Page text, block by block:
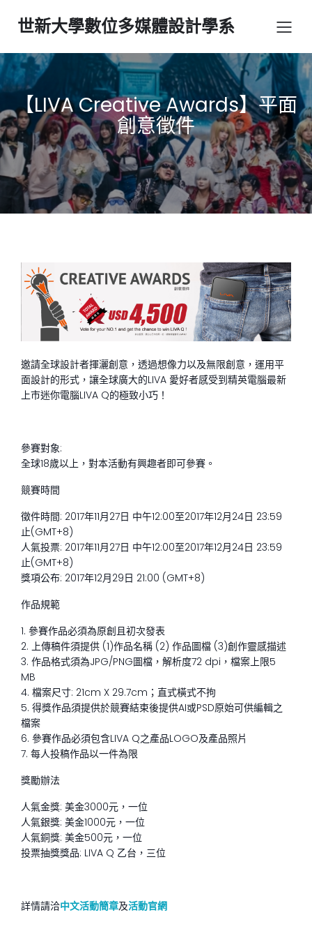
世新大學數位多媒體設計學系
【LIVA Creative Awards】平面
創意徵件
邀請全球設計者揮灑創意，透過想像力以及無限創意，運用平
面設計的形式，讓全球廣大的LIVA 愛好者感受到精英電腦最新
上市迷你電腦LIVA Q的極致小巧！
參賽對象:
全球18歲以上，對本活動有興趣者即可參賽。
競賽時間
徵件時間: 2017年11月27日 中午12:00至2017年12月24日 23:59
止(GMT+8)
人氣投票: 2017年11月27日 中午12:00至2017年12月24日 23:59
止(GMT+8)
獎項公布: 2017年12月29日 21:00 (GMT+8)
作品規範
1. 參賽作品必須為原創且初次發表
2. 上傳稿件須提供 (1)作品名稱 (2) 作品圖檔 (3)創作靈感描述
3. 作品格式須為JPG/PNG圖檔，解析度72 dpi，檔案上限5
MB
4. 檔案尺寸: 21cm X 29.7cm；直式橫式不拘
5. 得獎作品須提供於競賽結束後提供AI或PSD原始可供編輯之
檔案
6. 參賽作品必須包含LIVA Q之產品LOGO及產品照片
7. 每人投稿作品以一件為限
獎勵辦法
人氣金獎: 美金3000元，一位
人氣銀獎: 美金1000元，一位
人氣銅獎: 美金500元，一位
投票抽獎獎品: LIVA Q 乙台，三位
詳情請洽中文活動簡章及活動官網